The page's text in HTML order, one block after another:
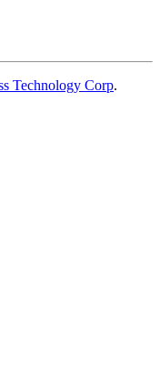
Technology Corp.